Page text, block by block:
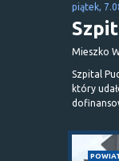
piątek,
Mieszko
Szpital
który